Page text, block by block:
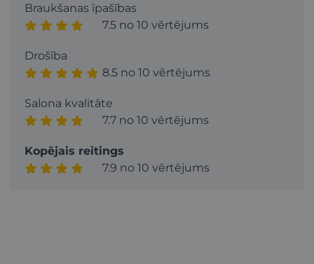
Braukšanas īpašības
7.5 no 10 vērtējums
Drošība
8.5 no 10 vērtējums
Salona kvalitāte
7.7 no 10 vērtējums
Kopējais reitings
7.9 no 10 vērtējums